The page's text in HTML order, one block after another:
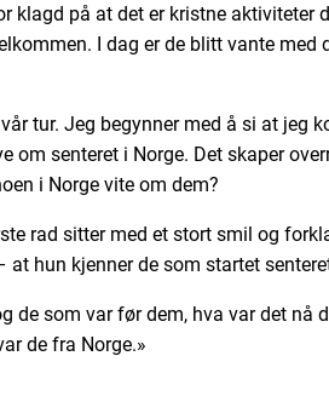
klagd på at det er kristne aktiviteter
I dag er de blitt vante med
tur. Jeg begynner med å si at jeg
om senteret i Norge. Det skaper
i Norge vite om dem?
rad sitter med et stort smil og
at hun kjenner de som startet
de som var før dem, hva var det nå
de fra Norge.»